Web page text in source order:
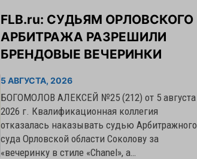
FLB.ru: CУДЬЯМ ОРЛОВСКОГО
АРБИТРАЖА РАЗРЕШИЛИ
БРЕНДОВЫЕ ВЕЧЕРИНКИ
5 АВГУСТА, 2026
БОГОМОЛОВ АЛЕКСЕЙ №25 (212) от 5 августа
2026 г. Квалификационная коллегия
отказалась наказывать судью Арбитражного
суда Орловской области Соколову за
«вечеринку в стиле «Chanel», а…